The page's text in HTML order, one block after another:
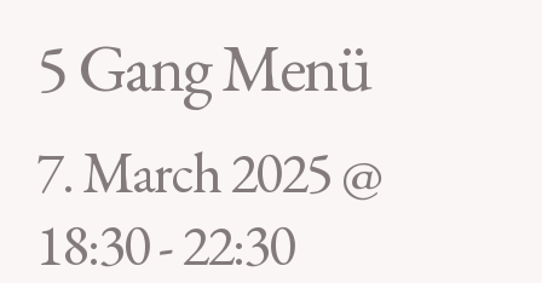
5 Gang Menü
7. March 2025 @
18:30-22:30